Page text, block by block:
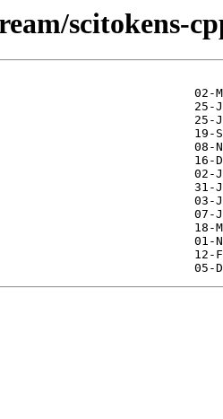
scitokens-